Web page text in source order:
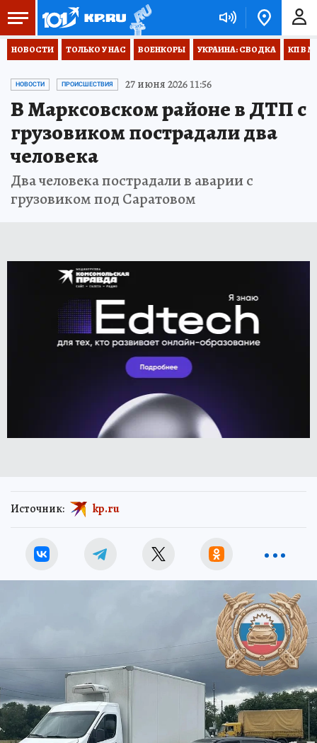
НОВОСТИ ТОЛЬКО У НАС ВОЕНКОРЫ УКРАИНА: СВОДКА КП В
НОВОСТИ ПРОИСШЕСТВИЯ 27 июня 2026 11:56
В Марксовском районе в ДТП с
грузовиком пострадали два
человека
Два человека пострадали в аварии с
грузовиком под Саратовом
Источник: kp.ru